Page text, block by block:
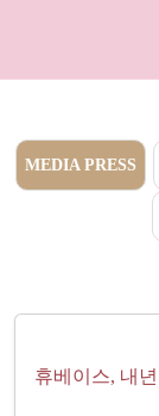
MEDIA PRESS
휴베이스, 내